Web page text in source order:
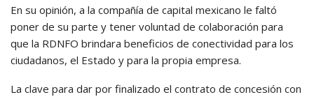
En su opinión, a la compañía de capital mexicano le faltó
poner de su parte y tener voluntad de colaboración para
que la RDNFO brindara beneficios de conectividad para los
ciudadanos, el Estado y para la propia empresa.
La clave para dar por finalizado el contrato de concesión con